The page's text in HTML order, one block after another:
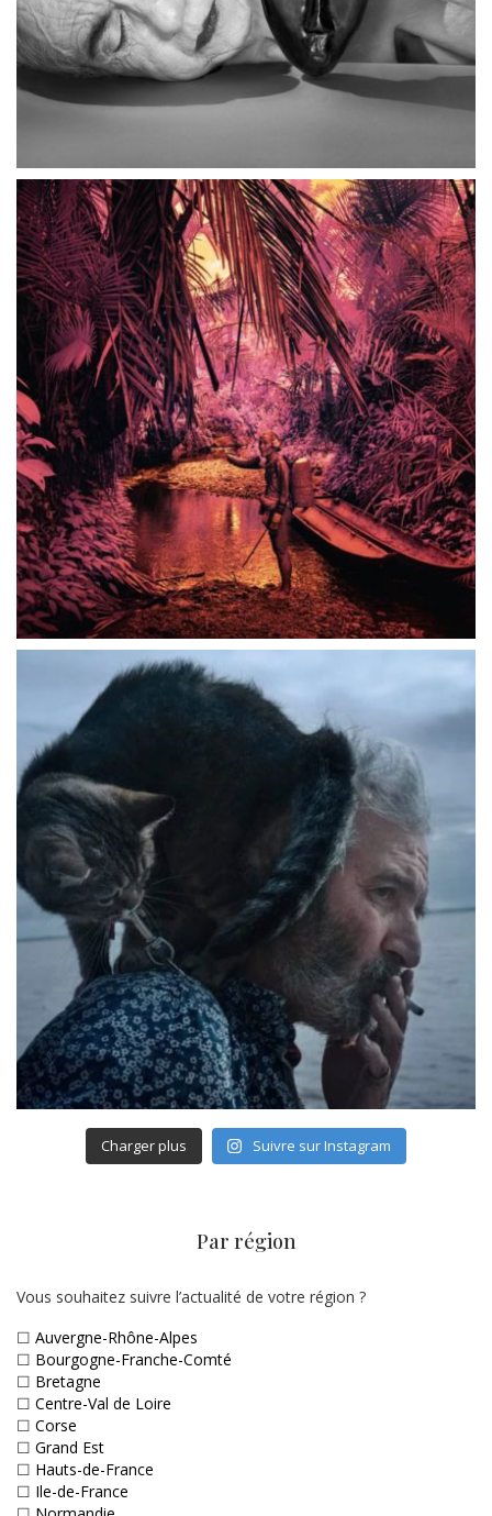
Charger plus Suivre sur Instagram
Par région
Vous souhaitez suivre l’actualité de votre région ?
☐ Auvergne-Rhône-Alpes
☐ Bourgogne-Franche-Comté
☐ Bretagne
☐ Centre-Val de Loire
☐ Corse
☐ Grand Est
☐ Hauts-de-France
☐ Ile-de-France